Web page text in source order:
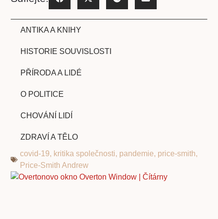
ANTIKA A KNIHY
HISTORIE SOUVISLOSTI
PŘÍRODA A LIDÉ
O POLITICE
CHOVÁNÍ LIDÍ
ZDRAVÍ A TĚLO
covid-19, kritika společnosti, pandemie, price-smith,
Price-Smith Andrew